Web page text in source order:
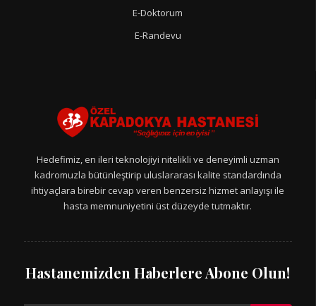
E-Doktorum
E-Randevu
Hedefimiz, en ileri teknolojiyi nitelikli ve deneyimli uzman
kadromuzla bütünleştirip uluslararası kalite standardında
ihtiyaçlara birebir cevap veren benzersiz hizmet anlayışı ile
hasta memnuniyetini üst düzeyde tutmaktır.
Hastanemizden Haberlere Abone Olun!